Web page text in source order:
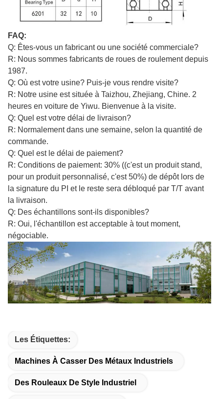
FAQ:
Q: Êtes-vous un fabricant ou une société commerciale?
R: Nous sommes fabricants de roues de roulement depuis
1987.
Q: Où est votre usine? Puis-je vous rendre visite?
R: Notre usine est située à Taizhou, Zhejiang, Chine. 2
heures en voiture de Yiwu. Bienvenue à la visite.
Q: Quel est votre délai de livraison?
R: Normalement dans une semaine, selon la quantité de
commande.
Q: Quel est le délai de paiement?
R: Conditions de paiement: 30% ((c'est un produit stand,
pour un produit personnalisé, c'est 50%) de dépôt lors de
la signature du PI et le reste sera débloqué par T/T avant
la livraison.
Q: Des échantillons sont-ils disponibles?
R: Oui, l'échantillon est acceptable à tout moment,
négociable.
Les Étiquettes:
Machines À Casser Des Métaux Industriels
Des Rouleaux De Style Industriel